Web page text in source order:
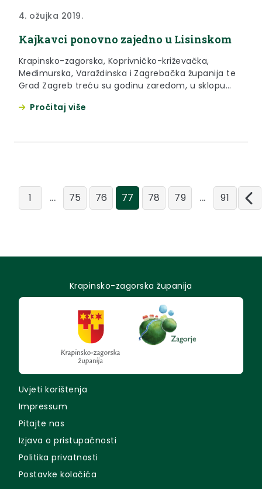
4. ožujka 2019.
Kajkavci ponovno zajedno u Lisinskom
Krapinsko-zagorska, Koprivničko-križevačka,
Međimurska, Varaždinska i Zagrebačka županija te
Grad Zagreb treću su godinu zaredom, u sklopu
2019. godine, kroz pjesmu i ples te ponudu
Pročitaj više
1 ... 75 76 77 78 79 ... 91
Krapinsko-zagorska županija
Uvjeti korištenja
Impressum
Pitajte nas
Izjava o pristupačnosti
Politika privatnosti
Postavke kolačića